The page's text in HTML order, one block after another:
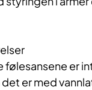
følesansene er
er med